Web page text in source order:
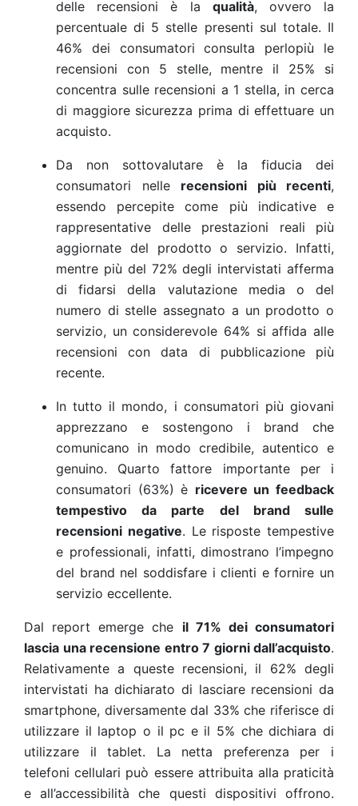
delle recensioni è la qualità, ovvero la
percentuale di 5 stelle presenti sul totale. Il
46% dei consumatori consulta perlopiù le
recensioni con 5 stelle, mentre il 25% si
concentra sulle recensioni a 1 stella, in cerca
di maggiore sicurezza prima di effettuare un
acquisto.
Da non sottovalutare è la fiducia dei
consumatori nelle recensioni più recenti,
essendo percepite come più indicative e
rappresentative delle prestazioni reali più
aggiornate del prodotto o servizio. Infatti,
mentre più del 72% degli intervistati afferma
di fidarsi della valutazione media o del
numero di stelle assegnato a un prodotto o
servizio, un considerevole 64% si affida alle
recensioni con data di pubblicazione più
recente.
In tutto il mondo, i consumatori più giovani
apprezzano e sostengono i brand che
comunicano in modo credibile, autentico e
genuino. Quarto fattore importante per i
consumatori (63%) è ricevere un feedback
tempestivo da parte del brand sulle
recensioni negative. Le risposte tempestive
e professionali, infatti, dimostrano l’impegno
del brand nel soddisfare i clienti e fornire un
servizio eccellente.
Dal report emerge che il 71% dei consumatori
lascia una recensione entro 7 giorni dall’acquisto.
Relativamente a queste recensioni, il 62% degli
intervistati ha dichiarato di lasciare recensioni da
smartphone, diversamente dal 33% che riferisce di
utilizzare il laptop o il pc e il 5% che dichiara di
utilizzare il tablet.
La netta preferenza per i
telefoni cellulari può essere attribuita alla praticità
e all’accessibilità
che questi dispositivi offrono.